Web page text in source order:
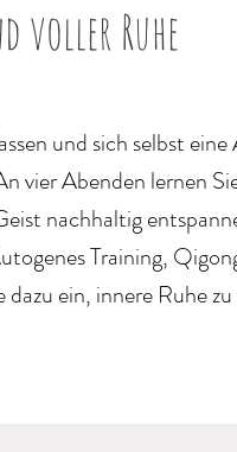
voller Ruhe
und sich selbst
vier Abenden lernen
nachhaltig
Training,
ein, innere Ruhe